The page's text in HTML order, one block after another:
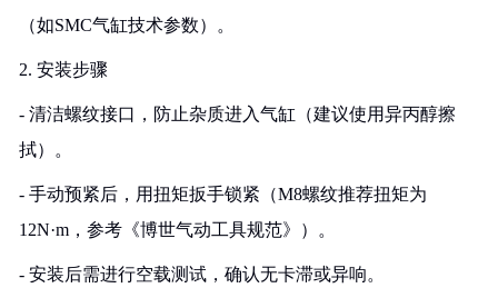
（如SMC气缸技术参数）。
2. 安装步骤
- 清洁螺纹接口，防止杂质进入气缸（建议使用异丙醇擦
拭）。
- 手动预紧后，用扭矩扳手锁紧（M8螺纹推荐扭矩为
12N·m，参考《博世气动工具规范》）。
- 安装后需进行空载测试，确认无卡滞或异响。